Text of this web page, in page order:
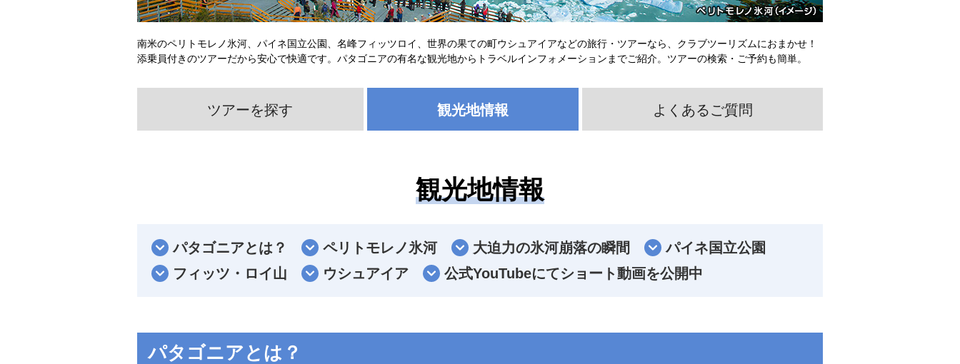
南米のペリトモレノ氷河、パイネ国立公園、名峰フィッツロイ、世界の果ての町ウシュアイアなどの旅行・ツアーなら、クラブツーリズムにおまかせ！
添乗員付きのツアーだから安心で快適です。パタゴニアの有名な観光地からトラベルインフォメーションまでご紹介。ツアーの検索・ご予約も簡単。
ツアーを探す 観光地情報 よくあるご質問
観光地情報
パタゴニアとは？ ペリトモレノ氷河 大迫力の氷河崩落の瞬間
パイネ国立公園
フィッツ・ロイ山
ウシュアイア 公式YouTubeにてショート動画を公開中
パタゴニアとは？